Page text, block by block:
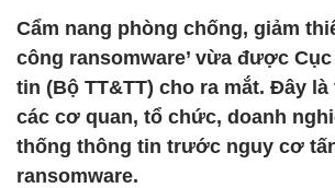
Cẩm nang phòng chống, giảm
công ransomware’ vừa được
tin (Bộ TT&TT) cho ra mắt. Đây
các cơ quan, tổ chức, doanh
thống thông tin trước nguy cơ
ransomware.